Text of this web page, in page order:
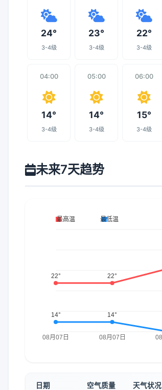
24°
3-4级
23°
3-4级
22°
3-4级
04:00
14°
3-4级
05:00
14°
3-4级
06:00
15°
3-4级
未来7天趋势
日期 空气质量 天气状况